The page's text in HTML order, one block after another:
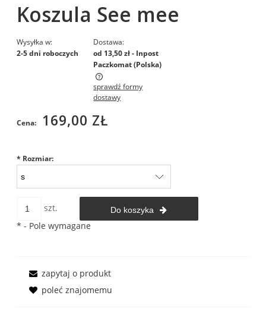
Koszula See mee
Wysyłka w:
2-5 dni roboczych
Dostawa:
od 13,50 zł- Inpost
Paczkomat(Polska)
Cena nie zawiera ewentualnych kosztów płatności
sprawdź formy
dostawy
Cena: 169,00 ZŁ
* Rozmiar:
szt. Do koszyka
* - Pole wymagane
zapytaj o produkt
poleć znajomemu